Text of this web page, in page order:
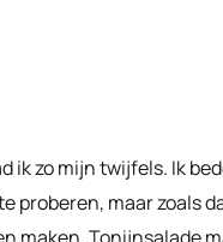
ik zo mijn twijfels. Ik
proberen, maar zoals